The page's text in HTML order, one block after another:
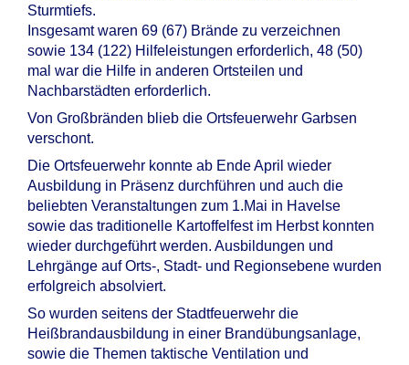
Sturmtiefs.
Insgesamt waren 69 (67) Brände zu verzeichnen
sowie 134 (122) Hilfeleistungen erforderlich, 48 (50)
mal war die Hilfe in anderen Ortsteilen und
Nachbarstädten erforderlich.
Von Großbränden blieb die Ortsfeuerwehr Garbsen
verschont.
Die Ortsfeuerwehr konnte ab Ende April wieder
Ausbildung in Präsenz durchführen und auch die
beliebten Veranstaltungen zum 1.Mai in Havelse
sowie das traditionelle Kartoffelfest im Herbst konnten
wieder durchgeführt werden. Ausbildungen und
Lehrgänge auf Orts-, Stadt- und Regionsebene wurden
erfolgreich absolviert.
So wurden seitens der Stadtfeuerwehr die
Heißbrandausbildung in einer Brandübungsanlage,
sowie die Themen taktische Ventilation und